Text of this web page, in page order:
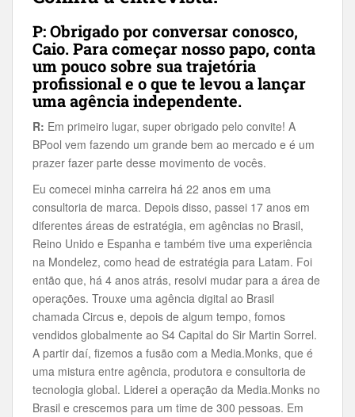
P: Obrigado por conversar conosco,
Caio. Para começar nosso papo, conta
um pouco sobre sua trajetória
profissional e o que te levou a lançar
uma agência independente.
R: Em primeiro lugar, super obrigado pelo convite! A
BPool vem fazendo um grande bem ao mercado e é um
prazer fazer parte desse movimento de vocês.
Eu comecei minha carreira há 22 anos em uma
consultoria de marca. Depois disso, passei 17 anos em
diferentes áreas de estratégia, em agências no Brasil,
Reino Unido e Espanha e também tive uma experiência
na Mondelez, como head de estratégia para Latam. Foi
então que, há 4 anos atrás, resolvi mudar para a área de
operações. Trouxe uma agência digital ao Brasil
chamada Circus e, depois de algum tempo, fomos
vendidos globalmente ao S4 Capital do Sir Martin Sorrel.
A partir daí, fizemos a fusão com a Media.Monks, que é
uma mistura entre agência, produtora e consultoria de
tecnologia global. Liderei a operação da Media.Monks no
Brasil e crescemos para um time de 300 pessoas. Em